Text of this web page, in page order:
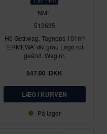
NME
512635
H0 Getr.wag. Tagnpps 101m³
'ERMEWA' dkl.grau Logo rot
geänd. Wag.nr.
547,00 DKK
På lager